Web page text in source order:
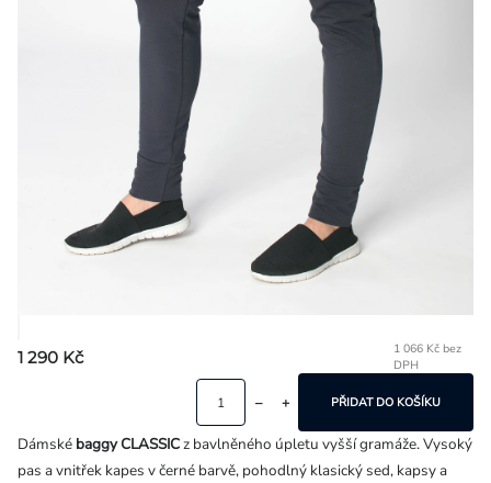
1 290 Kč
1 066 Kč bez
DPH
PŘIDAT DO KOŠÍKU
Dámské baggyCLASSICz bavlněného úpletu vyšší gramáže. Vysoký
pas a vnitřek kapes v černé barvě, pohodlný klasický sed, kapsy a